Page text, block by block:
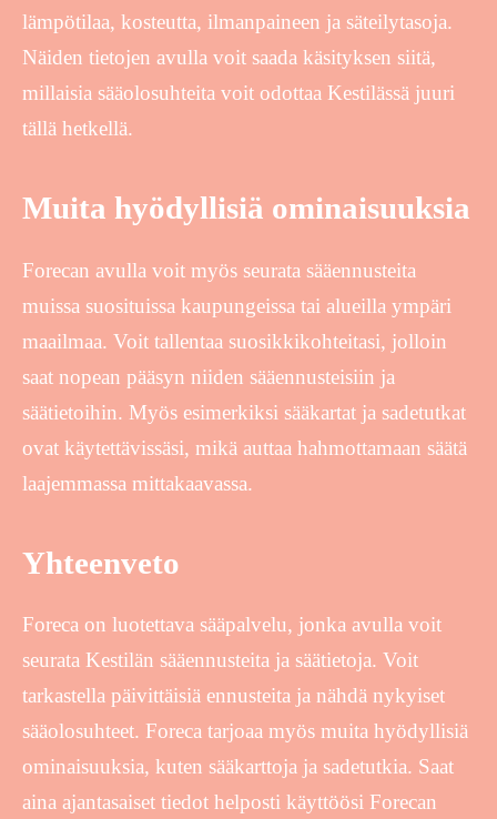
lämpötilaa, kosteutta, ilmanpaineen ja säteilytasoja.
Näiden tietojen avulla voit saada käsityksen siitä,
millaisia sääolosuhteita voit odottaa Kestilässä juuri
tällä hetkellä.
Muita hyödyllisiä ominaisuuksia
Forecan avulla voit myös seurata sääennusteita
muissa suosituissa kaupungeissa tai alueilla ympäri
maailmaa. Voit tallentaa suosikkikohteitasi, jolloin
saat nopean pääsyn niiden sääennusteisiin ja
säätietoihin. Myös esimerkiksi sääkartat ja sadetutkat
ovat käytettävissäsi, mikä auttaa hahmottamaan säätä
laajemmassa mittakaavassa.
Yhteenveto
Foreca on luotettava sääpalvelu, jonka avulla voit
seurata Kestilän sääennusteita ja säätietoja. Voit
tarkastella päivittäisiä ennusteita ja nähdä nykyiset
sääolosuhteet. Foreca tarjoaa myös muita hyödyllisiä
ominaisuuksia, kuten sääkarttoja ja sadetutkia. Saat
aina ajantasaiset tiedot helposti käyttöösi Forecan